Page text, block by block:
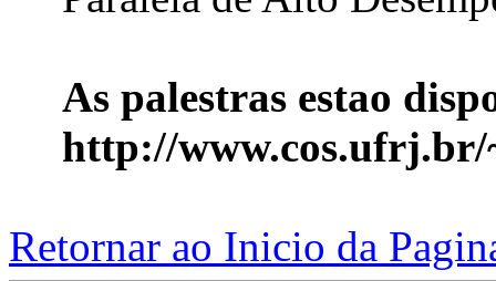
As palestras estao
http://
Retornar ao Inicio da